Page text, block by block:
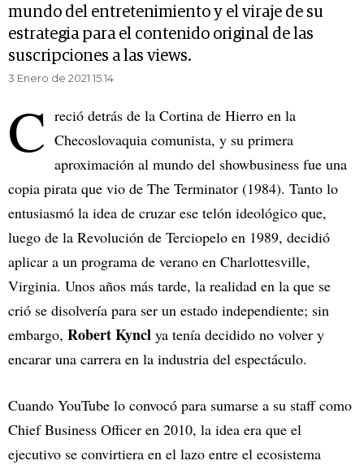
mundo del entretenimiento y el viraje de su
estrategia para el contenido original de las
suscripciones a las views.
3 Enero de 2021 15.14
C reció detrás de la Cortina de Hierro en la
Checoslovaquia comunista, y su primera
aproximación al mundo del showbusiness fue una
copia pirata que vio de The Terminator (1984). Tanto lo
entusiasmó la idea de cruzar ese telón ideológico que,
luego de la Revolución de Terciopelo en 1989, decidió
aplicar a un programa de verano en Charlottesville,
Virginia. Unos años más tarde, la realidad en la que se
crió se disolvería para ser un estado independiente; sin
embargo, Robert Kyncl ya tenía decidido no volver y
encarar una carrera en la industria del espectáculo.
Cuando YouTube lo convocó para sumarse a su staff como
Chief Business Officer en 2010, la idea era que el
ejecutivo se convirtiera en el lazo entre el ecosistema